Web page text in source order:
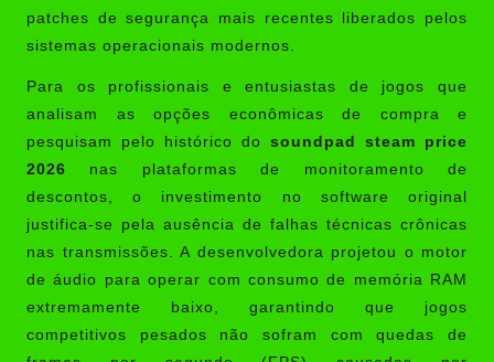
patches de segurança mais recentes liberados pelos
sistemas operacionais modernos.
Para os profissionais e entusiastas de jogos que
analisam as opções econômicas de compra e
pesquisam pelo histórico do soundpad steam price
2026 nas plataformas de monitoramento de
descontos, o investimento no software original
justifica-se pela ausência de falhas técnicas crônicas
nas transmissões. A desenvolvedora projetou o motor
de áudio para operar com consumo de memória RAM
extremamente baixo, garantindo que jogos
competitivos pesados não sofram com quedas de